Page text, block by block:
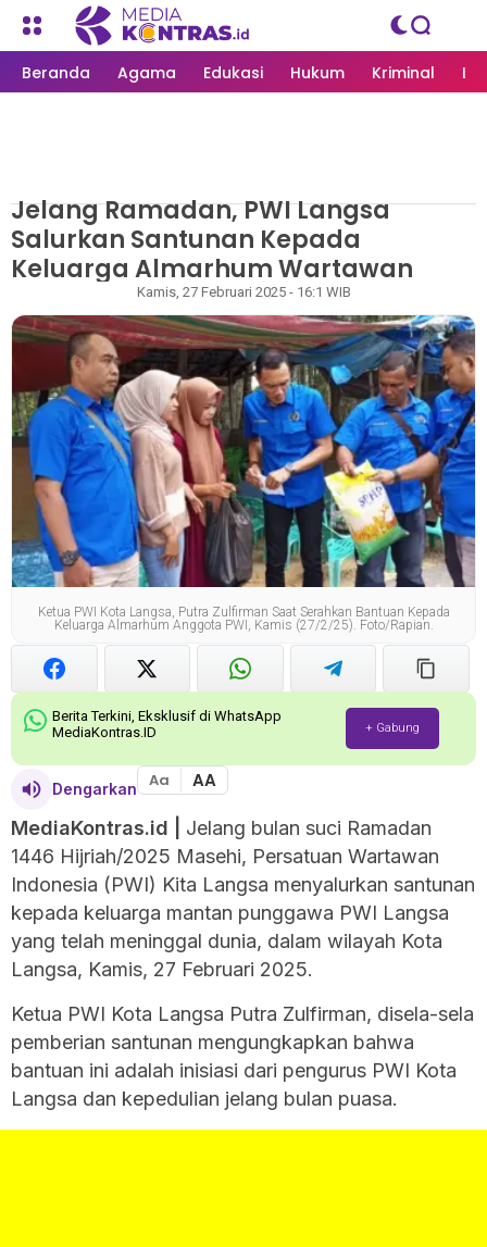
Beranda Agama Edukasi Hukum Kriminal
MEDIAKONTRAS.ID/LANGSA
Jelang Ramadan, PWI Langsa
Salurkan Santunan Kepada
Keluarga Almarhum Wartawan
Kamis, 27 Februari 2025 - 16:1 WIB
Ketua PWI Kota Langsa, Putra Zulfirman Saat Serahkan Bantuan Kepada
Keluarga Almarhum Anggota PWI, Kamis (27/2/25). Foto/Rapian.
Berita Terkini, Eksklusif di WhatsApp
MediaKontras.ID
+ Gabung
Dengarkan Aa AA
MediaKontras.id
Jelang bulan suci Ramadan
1446 Hijriah/2025 Masehi, Persatuan Wartawan
Indonesia (PWI) Kita Langsa menyalurkan santunan
kepada keluarga mantan punggawa PWI Langsa
yang telah meninggal dunia, dalam wilayah Kota
Langsa, Kamis, 27 Februari 2025.
Ketua PWI Kota Langsa Putra Zulfirman, disela-sela
pemberian santunan mengungkapkan bahwa
bantuan ini adalah inisiasi dari pengurus PWI Kota
Langsa dan kepedulian jelang bulan puasa.